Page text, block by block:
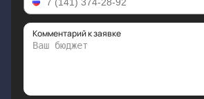
Комментарий к заявке